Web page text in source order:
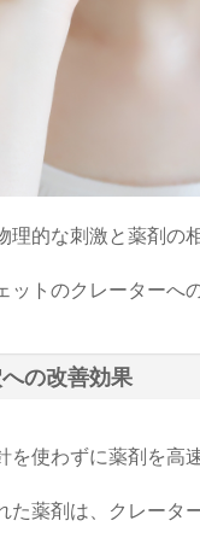
理的な刺激と薬剤の
ットのクレーターへ
の改善効果
を使わずに薬剤を高
た薬剤は、クレータ